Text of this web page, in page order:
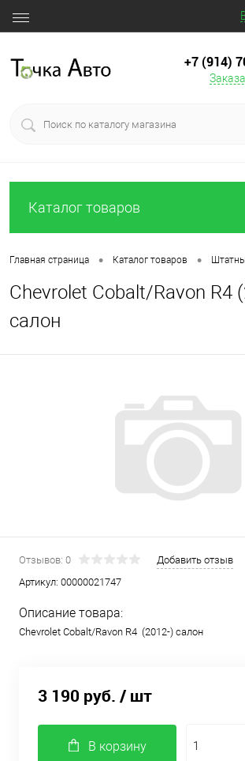
+7 (914)
Каталог товаров
Главная страница • Каталог товаров •
Chevrolet Cobalt/Ravon R4
салон
Отзывов: 0
Добавить отзыв
Артикул: 00000021747
Описание товара:
Chevrolet Cobalt/Ravon R4 (2012-) салон
3 190 руб. / шт
В корзину